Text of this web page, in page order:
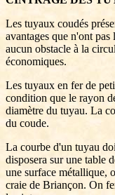
Les tuyaux coudés
avantages que n'ont
aucun obstacle à la
économiques.
Les tuyaux en fer de
condition que le rayon
diamètre du tuyau. La
du coude.
La courbe d'un tuyau
disposera sur une table
une surface métallique,
craie de Briançon. On